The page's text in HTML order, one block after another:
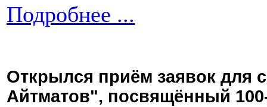
Подробнее ...
Открылся приём заявок для
Айтматов", посвящённый